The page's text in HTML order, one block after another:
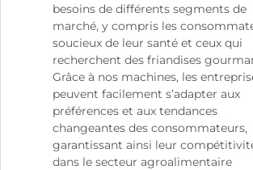
besoins de différents segments de
marché, y compris les
soucieux de leur santé et ceux qui
recherchent des friandises
Grâce à nos machines, les
peuvent facilement s’adapter aux
préférences et aux tendances
changeantes des consommateurs,
garantissant ainsi leur
dans le secteur agroalimentaire